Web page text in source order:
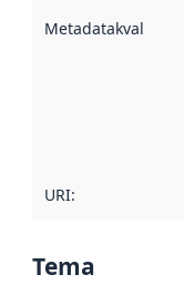
Metadatakvalitet
URI:
Tema